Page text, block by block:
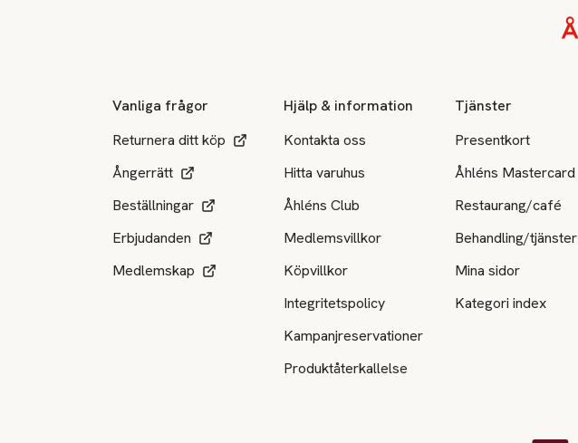
Vanliga frågor
Returnera ditt köp
Ångerrätt
Beställningar
Erbjudanden
Medlemskap
Hjälp & information
Kontakta oss
Hitta varuhus
Åhléns Club
Medlemsvillkor
Köpvillkor
Integritetspolicy
Kampanjreservationer
Produktåterkallelse
Tjänster
Presentkort
Åhléns Mastercard
Restaurang/café
Behandling/tjänster
Mina sidor
Kategori index